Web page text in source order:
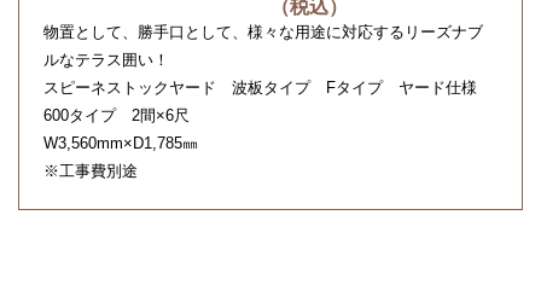
物置として、勝手口として、様々な用途に対応するリーズナブ
ルなテラス囲い！
スピーネストックヤード 波板タイプ Fタイプ ヤード仕様
600タイプ 2間×6尺
W3,560mm×D1,785㎜
※工事費別途